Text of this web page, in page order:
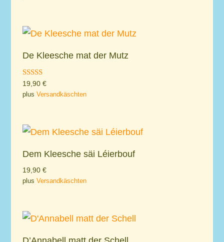
De Kleesche mat der Mutz
Rated
5.00
out of 5
19,90 €
plus Versandkäschten
Dem Kleesche säi Léierbouf
19,90 €
plus Versandkäschten